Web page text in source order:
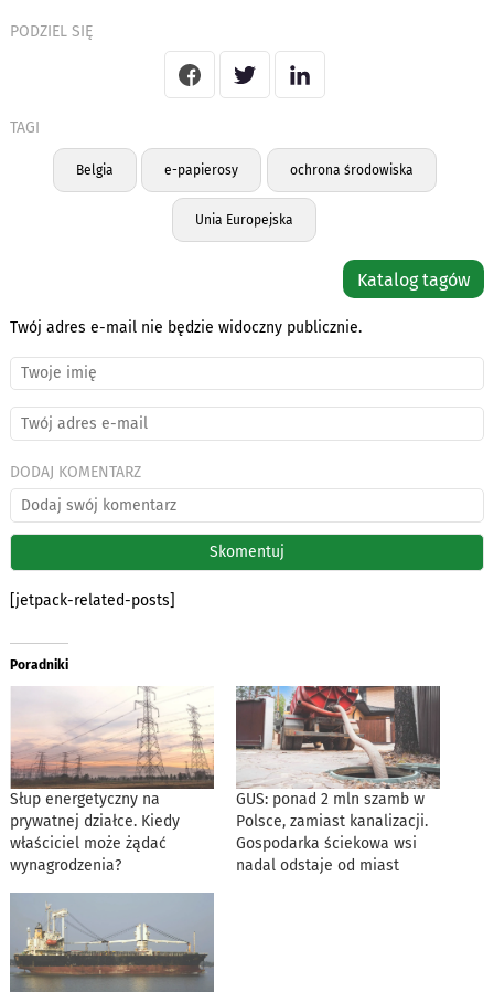
PODZIEL SIĘ
TAGI
Belgia e-papierosy ochrona środowiska
Unia Europejska
Katalog tagów
Twój adres e-mail nie będzie widoczny publicznie.
DODAJ KOMENTARZ
[jetpack-related-posts]
Poradniki
Słup energetyczny na
prywatnej działce. Kiedy
właściciel może żądać
wynagrodzenia?
GUS: ponad 2 mln szamb w
Polsce, zamiast kanalizacji.
Gospodarka ściekowa wsi
nadal odstaje od miast